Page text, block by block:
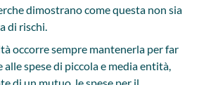
dimostrano come questa non sia
di rischi.
occorre sempre mantenerla per far
spese di piccola e media entità,